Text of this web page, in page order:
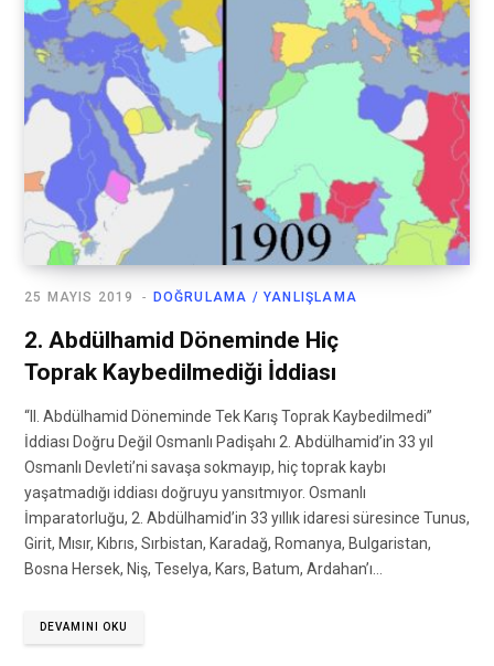
DOĞRULAMA / YANLIŞLAMA
25 MAYIS 2019
2. Abdülhamid Döneminde Hiç
Toprak Kaybedilmediği İddiası
“II. Abdülhamid Döneminde Tek Karış Toprak Kaybedilmedi”
İddiası Doğru Değil Osmanlı Padişahı 2. Abdülhamid’in 33 yıl
Osmanlı Devleti’ni savaşa sokmayıp, hiç toprak kaybı
yaşatmadığı iddiası doğruyu yansıtmıyor. Osmanlı
İmparatorluğu, 2. Abdülhamid’in 33 yıllık idaresi süresince Tunus,
Girit, Mısır, Kıbrıs, Sırbistan, Karadağ, Romanya, Bulgaristan,
Bosna Hersek, Niş, Teselya, Kars, Batum, Ardahan’ı…
DEVAMINI OKU